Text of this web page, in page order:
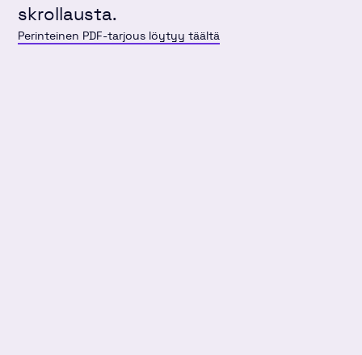
skrollausta.
Perinteinen PDF-tarjous löytyy täältä